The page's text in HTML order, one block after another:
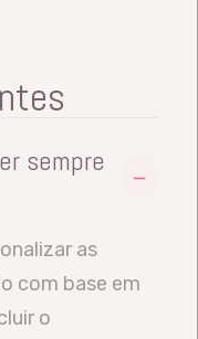
sempre
as
com base em
o